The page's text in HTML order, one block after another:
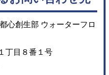
心創生部 ウォーターフロ
丁目８番１号